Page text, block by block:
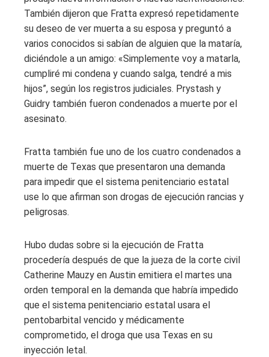
También dijeron que Fratta expresó repetidamente
su deseo de ver muerta a su esposa y preguntó a
varios conocidos si sabían de alguien que la mataría,
diciéndole a un amigo: «Simplemente voy a matarla,
cumpliré mi condena y cuando salga, tendré a mis
hijos”, según los registros judiciales. Prystash y
Guidry también fueron condenados a muerte por el
asesinato.
Fratta también fue uno de los cuatro condenados a
muerte de Texas que presentaron una demanda
para impedir que el sistema penitenciario estatal
use lo que afirman son drogas de ejecución rancias y
peligrosas.
Hubo dudas sobre si la ejecución de Fratta
procedería después de que la jueza de la corte civil
Catherine Mauzy en Austin emitiera el martes una
orden temporal en la demanda que habría impedido
que el sistema penitenciario estatal usara el
pentobarbital vencido y médicamente
comprometido, el droga que usa Texas en su
inyección letal.